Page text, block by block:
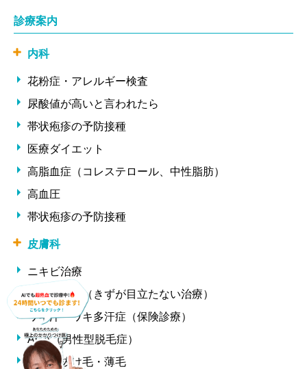
診療案内
内科
花粉症・アレルギー検査
尿酸値が高いと言われたら
帯状疱疹の予防接種
医療ダイエット
高脂血症（コレステロール、中性脂肪）
高血圧
帯状疱疹の予防接種
皮膚科
ニキビ治療
ほくろ除去（きずが目立たない治療）
ワキ汗・ワキ多汗症（保険診療）
AGA（男性型脱毛症）
女性の抜け毛・薄毛